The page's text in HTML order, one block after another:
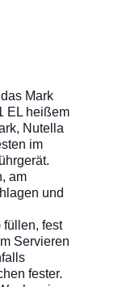
Mark
EL heißem
Nutella
im
am
und
füllen, fest
Servieren
fester.